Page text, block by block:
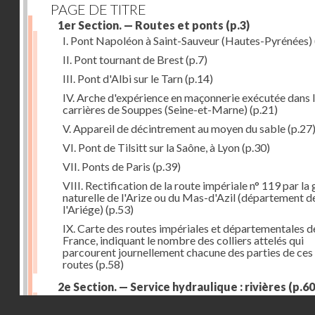
PAGE DE TITRE
1er Section. — Routes et ponts (p.3)
I. Pont Napoléon à Saint-Sauveur (Hautes-Pyrénées)
II. Pont tournant de Brest(p.7)
III. Pont d'Albi sur le Tarn(p.14)
IV. Arche d'expérience en maçonnerie exécutée dans
carrières de Souppes (Seine-et-Marne) (p.21)
V. Appareil de décintrement au moyen du sable(p.27)
VI. Pont de Tilsitt sur la Saône, à Lyon(p.30)
VII. Ponts de Paris (p.39)
VIII. Rectification de la route impériale n° 119 par la
naturelle de l'Arize ou du Mas-d'Azil (département
l'Ariége) (p.53)
IX. Carte des routes impériales et départementales
France, indiquant le nombre des colliers attelés qui
parcourent journellement chacune des parties de ces
routes (p.58)
2e Section. — Service hydraulique : rivières